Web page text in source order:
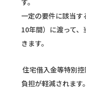
一定の要件に該当
10年間）に渡って
きます。
住宅借入金等特別
負担が軽減されます。